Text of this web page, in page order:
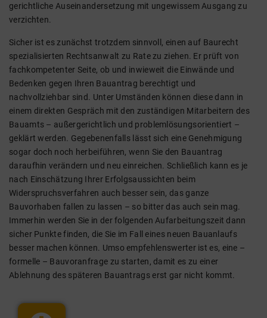
gerichtliche Auseinandersetzung mit ungewissem Ausgang zu
verzichten.
Sicher ist es zunächst trotzdem sinnvoll, einen auf Baurecht
spezialisierten Rechtsanwalt zu Rate zu ziehen. Er prüft von
fachkompetenter Seite, ob und inwieweit die Einwände und
Bedenken gegen Ihren Bauantrag berechtigt und
nachvollziehbar sind. Unter Umständen können diese dann in
einem direkten Gespräch mit den zuständigen Mitarbeitern des
Bauamts – außergerichtlich und problemlösungsorientiert –
geklärt werden. Gegebenenfalls lässt sich eine Genehmigung
sogar doch noch herbeiführen, wenn Sie den Bauantrag
daraufhin verändern und neu einreichen. Schließlich kann es je
nach Einschätzung Ihrer Erfolgsaussichten beim
Widerspruchsverfahren auch besser sein, das ganze
Bauvorhaben fallen zu lassen – so bitter das auch sein mag.
Immerhin werden Sie in der folgenden Aufarbeitungszeit dann
sicher Punkte finden, die Sie im Fall eines neuen Bauanlaufs
besser machen können. Umso empfehlenswerter ist es, eine –
formelle – Bauvoranfrage zu starten, damit es zu einer
Ablehnung des späteren Bauantrags erst gar nicht kommt.